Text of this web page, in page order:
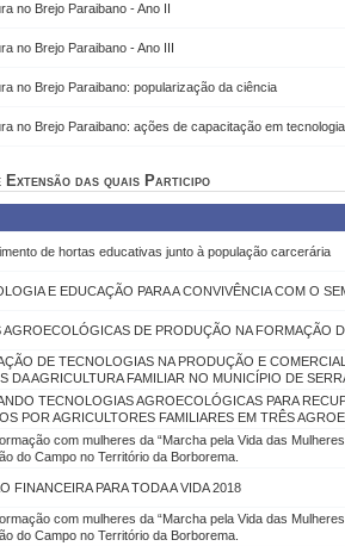
no Brejo Paraibano - Ano II
no Brejo Paraibano - Ano III
no Brejo Paraibano: popularização da ciência
no Brejo Paraibano: ações de capacitação em
Extensão das quais Participo
de hortas educativas junto à população carcerária
E EDUCAÇÃO PARA A CONVIVÊNCIA COM O
AGROECOLÓGICAS DE PRODUÇÃO NA FORMAÇÃO
DE TECNOLOGIAS NA PRODUÇÃO E
DA AGRICULTURA FAMILIAR NO MUNICÍPIO DE
TECNOLOGIAS AGROECOLÓGICAS PARA
POR AGRICULTORES FAMILIARES EM TRÊS
com mulheres da “Marcha pela Vida das
do Campo no Território da Borborema.
FINANCEIRA PARA TODA A VIDA 2018
com mulheres da “Marcha pela Vida das
do Campo no Território da Borborema.